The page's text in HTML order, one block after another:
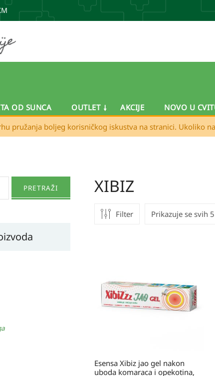
OD SUNCA OUTLET AKCIJE NOVO U
pružanja boljeg korisničkog iskustva na stranici. Ukoliko
XIBIZ
Filter Prikazuje se svih
Esensa Xibiz jao gel nakon
uboda komaraca i opekotina,
PRETRAŽI